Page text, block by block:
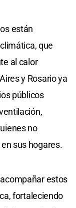
están
que
al calor
y Rosario ya
públicos
no
sus hogares.
estos
fortaleciendo